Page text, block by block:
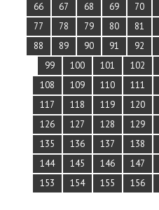
66
67 68 69 70
77
78 79 80 81
88
89 90 91 92
99
100 101 102
108
109 110 111
117
118 119 120
126
127 128 129
135
136 137 138
144
145 146 147
153
154 155 156